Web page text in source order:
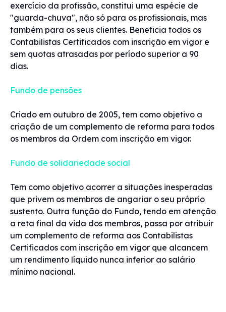
exercício da profissão, constitui uma espécie de
"guarda-chuva", não só para os profissionais, mas
também para os seus clientes. Beneficia todos os
Contabilistas Certificados com inscrição em vigor e
sem quotas atrasadas por período superior a 90
dias.
Fundo de pensões
Criado em outubro de 2005, tem como objetivo a
criação de um complemento de reforma para todos
os membros da Ordem com inscrição em vigor.
Fundo de solidariedade social
Tem como objetivo acorrer a situações inesperadas
que privem os membros de angariar o seu próprio
sustento. Outra função do Fundo, tendo em atenção
a reta final da vida dos membros, passa por atribuir
um complemento de reforma aos Contabilistas
Certificados com inscrição em vigor que alcancem
um rendimento líquido nunca inferior ao salário
mínimo nacional.